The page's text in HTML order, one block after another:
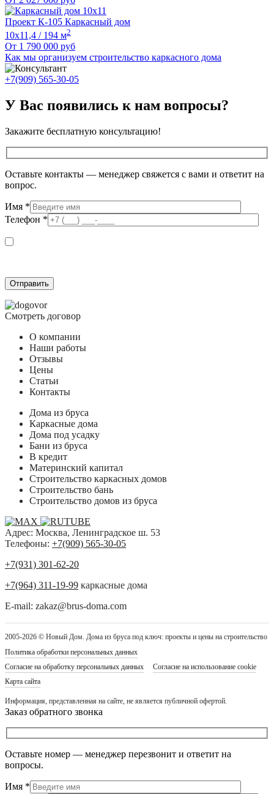
Проект К-105 Каркасный дом
10х11,4 / 194 м2
От 1 790 000 руб
Как мы организуем строительство каркасного дома
+7(909) 565-30-05
У Вас появились к нам вопросы?
Закажите бесплатную консультацию!
Оставьте контакты — менеджер свяжется с вами и ответит на
вопрос.
Имя *
Телефон *
Смотреть договор
О компании
Наши работы
Отзывы
Цены
Статьи
Контакты
Дома из бруса
Каркасные дома
Дома под усадку
Бани из бруса
В кредит
Материнский капитал
Строительство каркасных домов
Строительство бань
Строительство домов из бруса
Адрес: Москва, Ленинградское ш. 53
Телефоны: +7(909) 565-30-05
+7(931) 301-62-20
+7(964) 311-19-99 каркасные дома
E-mail: zakaz@brus-doma.com
2005-2026 © Новый Дом. Дома из бруса под ключ: проекты и цены на строительство
Политика обработки персональных данных
Согласие на обработку персональных данных
Согласие на использование cookie
Карта сайта
Информация, представленная на сайте, не является публичной офертой.
Заказ обратного звонка
Оставьте номер — менеджер перезвонит и ответит на
вопросы.
Имя *